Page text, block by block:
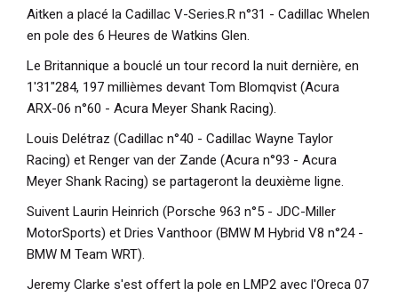
Aitken a placé la Cadillac V-Series.R n°31 - Cadillac Whelen
en pole des 6 Heures de Watkins Glen.
Le Britannique a bouclé un tour record la nuit dernière, en
1'31"284, 197 millièmes devant Tom Blomqvist (Acura
ARX-06 n°60 - Acura Meyer Shank Racing).
Louis Delétraz (Cadillac n°40 - Cadillac Wayne Taylor
Racing) et Renger van der Zande (Acura n°93 - Acura
Meyer Shank Racing) se partageront la deuxième ligne.
Suivent Laurin Heinrich (Porsche 963 n°5 - JDC-Miller
MotorSports) et Dries Vanthoor (BMW M Hybrid V8 n°24 -
BMW M Team WRT).
Jeremy Clarke s'est offert la pole en LMP2 avec l'Oreca 07